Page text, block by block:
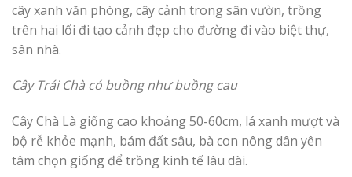
cây xanh văn phòng, cây cảnh trong sân vườn, trồng
trên hai lối đi tạo cảnh đẹp cho đường đi vào biệt thự,
sân nhà.
Cây Trái Chà có buồng như buồng cau
Cây Chà Là giống cao khoảng 50-60cm, lá xanh mượt và
bộ rễ khỏe mạnh, bám đất sâu, bà con nông dân yên
tâm chọn giống để trồng kinh tế lâu dài.